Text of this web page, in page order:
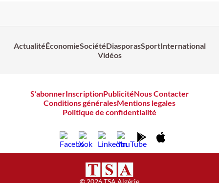
ActualitéÉconomieSociétéDiasporasSportInternational
Vidéos
S’abonnerInscriptionPublicitéNous Contacter
Conditions généralesMentions legales
Politique de confidentialité
© 2026 TSA Algérie